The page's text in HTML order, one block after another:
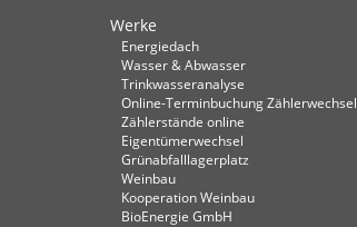
Werke
Energiedach
Wasser & Abwasser
Trinkwasseranalyse
Online-Terminbuchung Zählerwechsel
Zählerstände online
Eigentümerwechsel
Grünabfalllagerplatz
Weinbau
Kooperation Weinbau
BioEnergie GmbH